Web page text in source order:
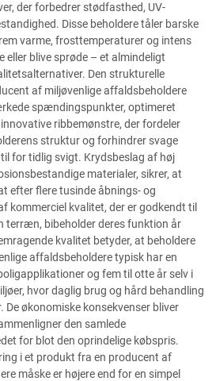
der forbedrer stødfasthed, UV-
Disse beholdere tåler barske
varme, frosttemperaturer og intens
eller blive sprøde – et almindeligt
Den strukturelle
af miljøvenlige affaldsbeholdere
spændingspunkter, optimeret
ribbemønstre, der fordeler
struktur og forhindrer svage
for tidlig svigt. Krydsbeslag af høj
materialer, sikrer, at
efter flere tusinde åbnings- og
kommerciel kvalitet, der er godkendt til
terræn, bibeholder deres funktion år
kvalitet betyder, at beholdere
affaldsbeholdere typisk har en
og fem til otte år selv i
hvor daglig brug og hård behandling
økonomiske konsekvenser bliver
den samlede
for blot den oprindelige købspris.
i et produkt fra en producent af
måske er højere end for en simpel